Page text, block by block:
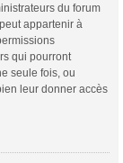
du forum
appartenir à
qui pourront
seule fois, ou
leur donner accès